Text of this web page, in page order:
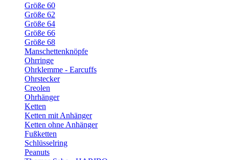
Größe 60
Größe 62
Größe 64
Größe 66
Größe 68
Manschettenknöpfe
Ohrringe
Ohrklemme - Earcuffs
Ohrstecker
Creolen
Ohrhänger
Ketten
Ketten mit Anhänger
Ketten ohne Anhänger
Fußketten
Schlüsselring
Peanuts